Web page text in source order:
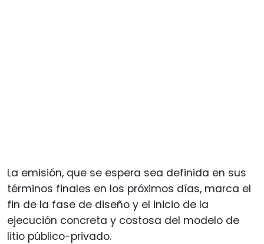
La emisión, que se espera sea definida en sus
términos finales en los próximos días, marca el
fin de la fase de diseño y el inicio de la
ejecución concreta y costosa del modelo de
litio público-privado.